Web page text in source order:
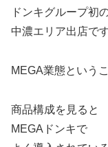
ドンキグループ初
中濃エリア出店で
MEGA業態という
商品構成を見ると
MEGAドンキで